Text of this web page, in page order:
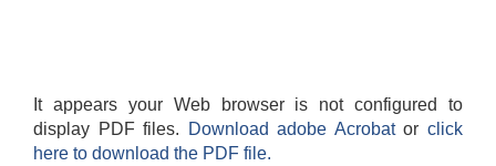
It appears your Web browser is not configured to
display PDF files.
Download adobe Acrobatorclick
here to download the PDF file.